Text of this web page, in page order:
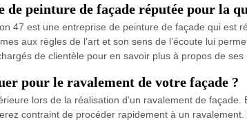
peinture de façade réputée pour la
47 est une entreprise de peinture de façade qui est
aux règles de l’art et son sens de l’écoute lui
de clientèle pour en savoir plus à propos de
pour le ravalement de votre façade ?
lors de la réalisation d’un ravalement de
contraint de procéder rapidement à un